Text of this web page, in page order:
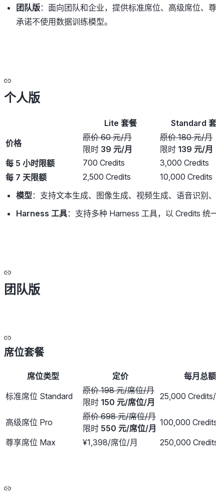
团队版：面向团队和企业，提供标准席位、高级席位、
承诺不使用数据训练模型。
个人版
Lite 套餐 Standard
价格
原价 60 元/月
限时 39 元/月
原价 180 元/月
限时 139 元/月
每 5 小时限额
700 Credits 3,000 Credits
每 7 天限额
2,500 Credits 10,000 Credits
模型：支持文本生成、图像生成、视频生成、语音识别
Harness 工具：支持多种 Harness 工具，以 Credits 统
团队版
席位套餐
席位类型 定价
每月总
标准席位 Standard
原价 198 元/席位/月
限时 150 元/席位/月
25,000
高级席位 Pro
原价 698 元/席位/月
限时 550 元/席位/月
100,000
尊享席位 Max
¥1,398/席位/月 250,000